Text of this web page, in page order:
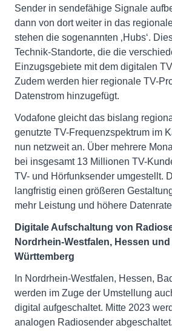
Sender in sendefähige Signale
dann von dort weiter in das
stehen die sogenannten ‚Hubs‘.
Technik-Standorte, die die
Einzugsgebiete mit dem digitalen
Zudem werden hier regionale TV-
Datenstrom hinzugefügt.
Vodafone gleicht das bislang
genutzte TV-Frequenzspektrum im
nun netzweit an. Über mehrere
bei insgesamt 13 Millionen TV-
TV- und Hörfunksender umgestellt.
langfristig einen größeren
mehr Leistung und höhere
Digitale Aufschaltung von
Nordrhein-Westfalen, Hessen
Württemberg
In Nordrhein-Westfalen, Hessen,
werden im Zuge der Umstellung
digital aufgeschaltet. Mitte 2023
analogen Radiosender